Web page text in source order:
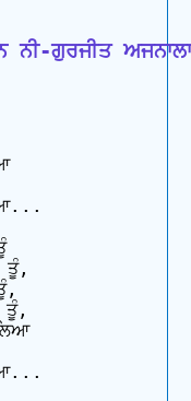
ਗੁਰਜੀਤ
ਤੂੰ,
ਤੂੰ,